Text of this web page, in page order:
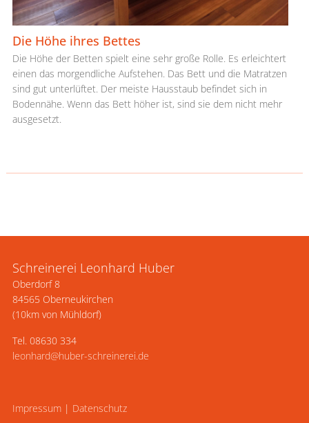
Die Höhe ihres Bettes
Die Höhe der Betten spielt eine sehr große Rolle. Es erleichtert
einen das morgendliche Aufstehen. Das Bett und die Matratzen
sind gut unterlüftet. Der meiste Hausstaub befindet sich in
Bodennähe. Wenn das Bett höher ist, sind sie dem nicht mehr
ausgesetzt.
Schreinerei Leonhard Huber
Oberdorf 8
84565 Oberneukirchen
(10km von Mühldorf)
Tel. 08630 334
leonhard@huber-schreinerei.de
Impressum| Datenschutz